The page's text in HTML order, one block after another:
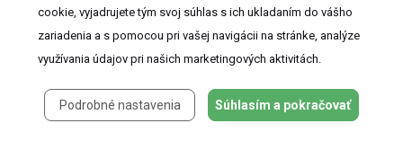
Počáteční množinu parametrů hlasivkové štěrbiny jsme volili
redundantní, tj. obsahuje i takové parametry, které jsou jak přímo
měřené, tak odvozované nebo závislé. Další parametry jsou
získané na základě aproximace (modelu) hlasivkové štěrbiny
nebo sledováním osové symetrie.
cookie, vyjadrujete tým svoj súhlas s ich ukladaním do vášho
zariadenia a s pomocou pri vašej navigácii na stránke, analýze
využívania údajov pri našich marketingových aktivitách.
Podrobné nastavenia Súhlasím a pokračovať